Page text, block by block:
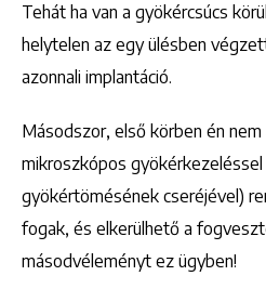
Tehát ha van a gyökércsúcs
helytelen az egy ülésben
azonnali implantáció.
Másodszor, első körben én nem
mikroszkópos
gyökértömésének cseréjével)
fogak, és elkerülhető a
másodvéleményt ez ügyben!